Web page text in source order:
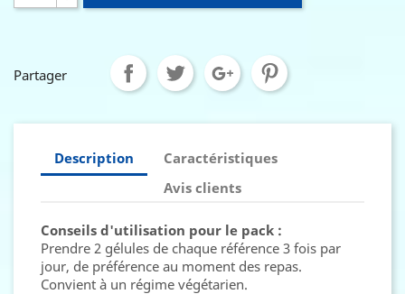
Partager
Description
Caractéristiques
Avis clients
Conseils d'utilisation pour le pack :
Prendre 2 gélules de chaque référence 3 fois par
jour, de préférence au moment des repas.
Convient à un régime végétarien.